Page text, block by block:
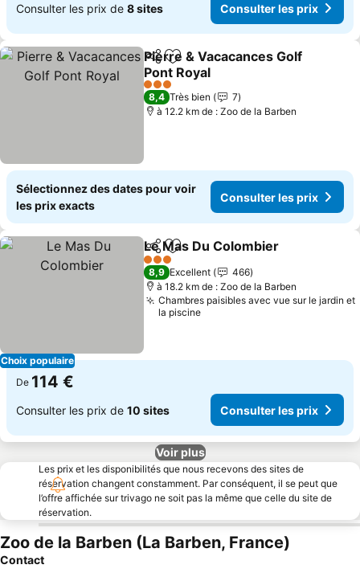
Consulter les prix de 8 sites Consulter les prix
PartagerAjouter à mes favoris
Pierre & Vacacances Golf
Pont Royal
Consulter les prix
3 Étoiles
8,4 Très bien
7
à 12.2 km de : Zoo de la Barben
Sélectionnez des dates pour voir
les prix exacts
Consulter les prix
Choix populaire
PartagerAjouter à mes favoris
Le Mas Du Colombier
3 Étoiles
8,9 Excellent
466
à 18.2 km de : Zoo de la Barben
Chambres paisibles avec vue sur le jardin et
la piscine
De 114 €
Consulter les prix de 10 sites Consulter les prix
Voir plus
Les prix et les disponibilités que nous recevons des sites de
réservation changent constamment. Par conséquent, il se peut que
l’offre affichée sur trivago ne soit pas la même que celle du site de
réservation.
Zoo de la Barben (La Barben, France)
Contact